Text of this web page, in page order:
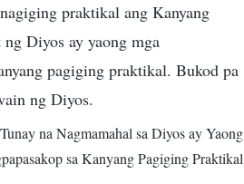
praktikal ang Kanyang
Diyos ay yaong mga
pagiging praktikal. Bukod pa
ng Diyos.
na Nagmamahal sa Diyos ay Yaong
sa Kanyang Pagiging Praktikal